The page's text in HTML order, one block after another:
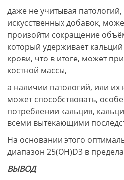
даже не учитывая
искусственных добавок,
произойти сокращение
который удерживает кальций
крови, что в итоге, может
костной массы,
а наличии патологий, или их
может способствовать,
потреблении кальция,
всеми вытекающими
На основании этого
диапазон 25(ОН)D3 в
ВЫВОД